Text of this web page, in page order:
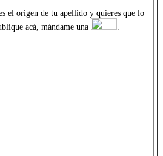
el origen de tu apellido y quieres que lo
acá, mándame una